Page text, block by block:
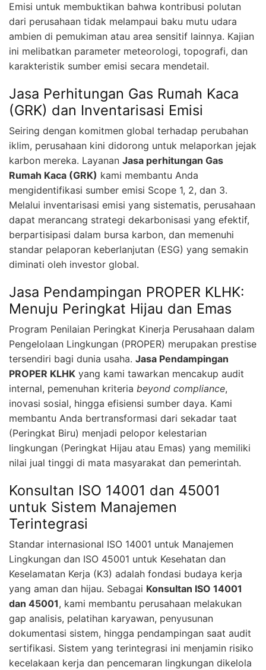
Emisi untuk membuktikan bahwa kontribusi polutan
dari perusahaan tidak melampaui baku mutu udara
ambien di pemukiman atau area sensitif lainnya. Kajian
ini melibatkan parameter meteorologi, topografi, dan
karakteristik sumber emisi secara mendetail.
Jasa Perhitungan Gas Rumah Kaca
(GRK) dan Inventarisasi Emisi
Seiring dengan komitmen global terhadap perubahan
iklim, perusahaan kini didorong untuk melaporkan jejak
karbon mereka. Layanan Jasa perhitungan Gas
Rumah Kaca (GRK) kami membantu Anda
mengidentifikasi sumber emisi Scope 1, 2, dan 3.
Melalui inventarisasi emisi yang sistematis, perusahaan
dapat merancang strategi dekarbonisasi yang efektif,
berpartisipasi dalam bursa karbon, dan memenuhi
standar pelaporan keberlanjutan (ESG) yang semakin
diminati oleh investor global.
Jasa Pendampingan PROPER KLHK:
Menuju Peringkat Hijau dan Emas
Program Penilaian Peringkat Kinerja Perusahaan dalam
Pengelolaan Lingkungan (PROPER) merupakan prestise
tersendiri bagi dunia usaha. Jasa Pendampingan
PROPER KLHK yang kami tawarkan mencakup audit
internal, pemenuhan kriteria beyond compliance,
inovasi sosial, hingga efisiensi sumber daya. Kami
membantu Anda bertransformasi dari sekadar taat
(Peringkat Biru) menjadi pelopor kelestarian
lingkungan (Peringkat Hijau atau Emas) yang memiliki
nilai jual tinggi di mata masyarakat dan pemerintah.
Konsultan ISO 14001 dan 45001
untuk Sistem Manajemen
Terintegrasi
Standar internasional ISO 14001 untuk Manajemen
Lingkungan dan ISO 45001 untuk Kesehatan dan
Keselamatan Kerja (K3) adalah fondasi budaya kerja
yang aman dan hijau. Sebagai Konsultan ISO 14001
dan 45001, kami membantu perusahaan melakukan
gap analisis, pelatihan karyawan, penyusunan
dokumentasi sistem, hingga pendampingan saat audit
sertifikasi. Sistem yang terintegrasi ini menjamin risiko
kecelakaan kerja dan pencemaran lingkungan dikelola